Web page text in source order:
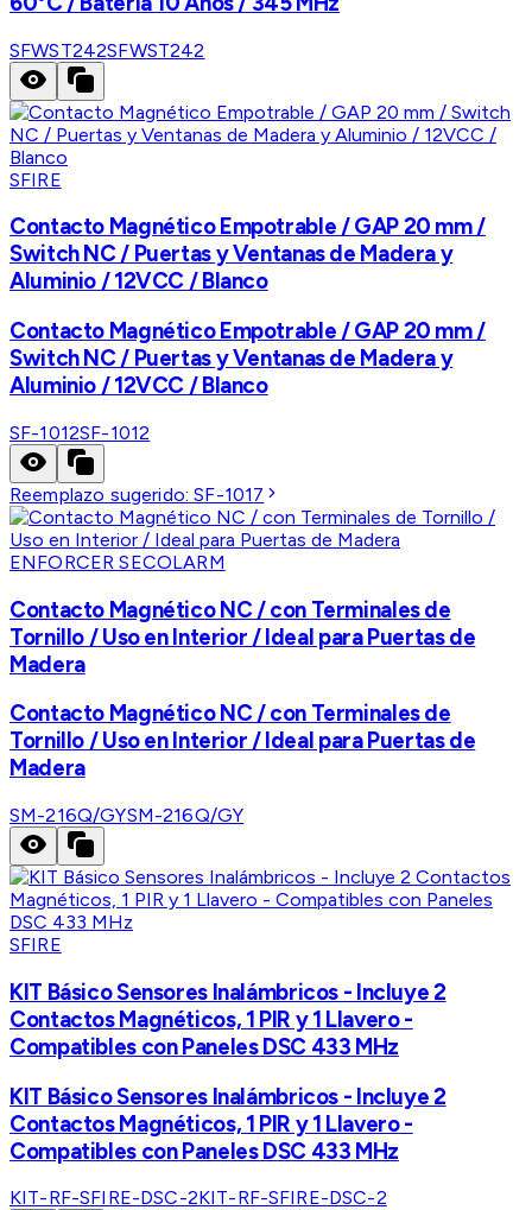
SFWST242SFWST242
SFIRE
Contacto Magnético Empotrable / GAP 20 mm /
Switch NC / Puertas y Ventanas de Madera y
Aluminio / 12VCC / Blanco
Contacto Magnético Empotrable / GAP 20 mm /
Switch NC / Puertas y Ventanas de Madera y
Aluminio / 12VCC / Blanco
SF-1012SF-1012
Reemplazo sugerido:SF-1017
ENFORCER SECOLARM
Contacto Magnético NC / con Terminales de
Tornillo / Uso en Interior / Ideal para Puertas de
Madera
Contacto Magnético NC / con Terminales de
Tornillo / Uso en Interior / Ideal para Puertas de
Madera
SM-216Q/GYSM-216Q/GY
SFIRE
KIT Básico Sensores Inalámbricos - Incluye 2
Contactos Magnéticos, 1 PIR y 1 Llavero -
Compatibles con Paneles DSC 433 MHz
KIT Básico Sensores Inalámbricos - Incluye 2
Contactos Magnéticos, 1 PIR y 1 Llavero -
Compatibles con Paneles DSC 433 MHz
KIT-RF-SFIRE-DSC-2KIT-RF-SFIRE-DSC-2